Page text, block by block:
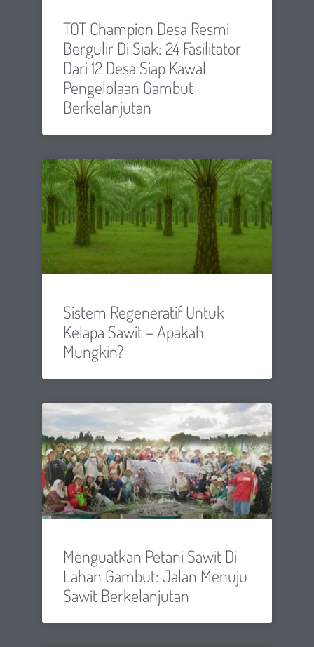
TOT Champion Desa Resmi
Bergulir Di Siak: 24 Fasilitator
Dari 12 Desa Siap Kawal
Pengelolaan Gambut
Berkelanjutan
Sistem Regeneratif Untuk
Kelapa Sawit – Apakah
Mungkin?
Menguatkan Petani Sawit Di
Lahan Gambut: Jalan Menuju
Sawit Berkelanjutan